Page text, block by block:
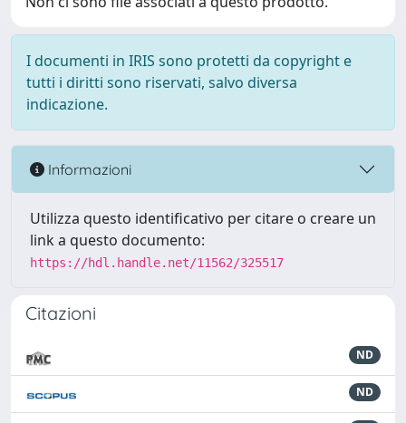
I documenti in IRIS sono protetti da copyright e
tutti i diritti sono riservati, salvo diversa
indicazione.
Informazioni
Utilizza questo identificativo per citare o creare un
link a questo documento:
https://hdl.handle.net/11562/325517
Citazioni
ND
ND